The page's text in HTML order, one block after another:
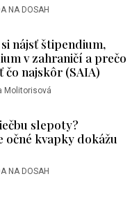
NA DOSAH
nájsť štipendium,
v zahraničí a prečo
čo najskôr (SAIA)
Molitorisová
slepoty?
očné kvapky dokážu
NA DOSAH